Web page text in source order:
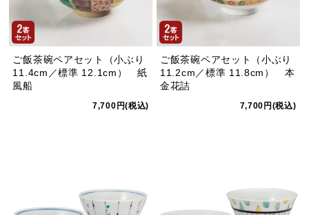
ご飯茶碗ペアセット（小ぶり
11.4cm／標準 12.1cm） 紙
風船
7,700円(税込)
ご飯茶碗ペアセット（小ぶり
11.2cm／標準 11.8cm） 本
金花詰
7,700円(税込)